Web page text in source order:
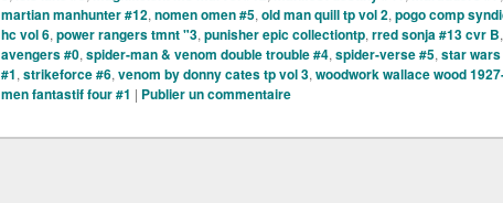
martian manhunter #12, nomen omen #5, old man quill tp vol 2, pogo comp
hc vol 6, power rangers tmnt "3, punisher epic collectiontp, rred sonja #13 cvr B,
avengers #0, spider-man & venom double trouble #4, spider-verse #5, star
#1, strikeforce #6, venom by donny cates tp vol 3, woodwork wallace wood
men fantastif four #1 | Publier un commentaire